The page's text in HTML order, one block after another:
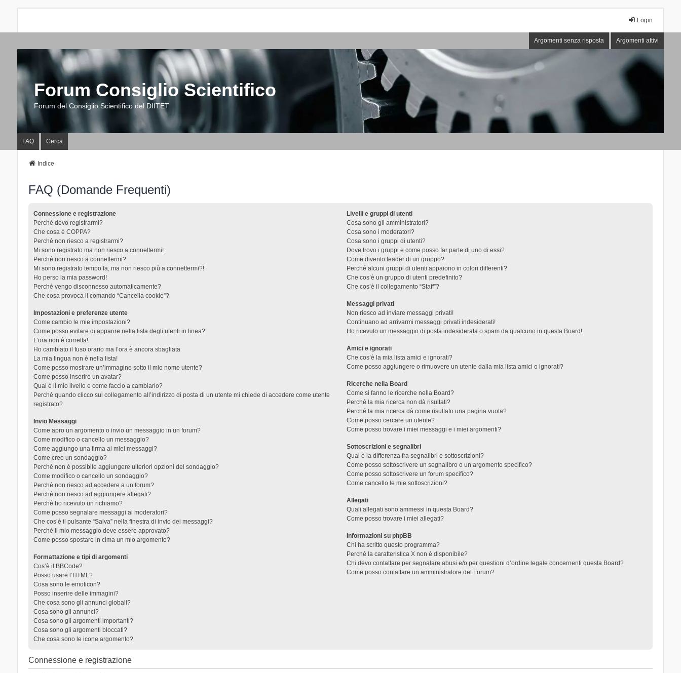
Login
Argomenti senza risposta Argomenti attivi
Forum Consiglio Scientifico
Forum del Consiglio Scientifico del DIITET
FAQ Cerca
Indice
FAQ (Domande Frequenti)
Connessione e registrazione
Perché devo registrarmi?
Che cosa è COPPA?
Perché non riesco a registrarmi?
Mi sono registrato ma non riesco a connettermi!
Perché non riesco a connettermi?
Mi sono registrato tempo fa, ma non riesco più a connettermi?!
Ho perso la mia password!
Perché vengo disconnesso automaticamente?
Che cosa provoca il comando “Cancella cookie”?
Impostazioni e preferenze utente
Come cambio le mie impostazioni?
Come posso evitare di apparire nella lista degli utenti in linea?
L’ora non è corretta!
Ho cambiato il fuso orario ma l’ora è ancora sbagliata
La mia lingua non è nella lista!
Come posso mostrare un’immagine sotto il mio nome utente?
Come posso inserire un avatar?
Qual è il mio livello e come faccio a cambiarlo?
Perché quando clicco sul collegamento all’indirizzo di posta di un utente mi chiede di accedere come utente
registrato?
Invio Messaggi
Come apro un argomento o invio un messaggio in un forum?
Come modifico o cancello un messaggio?
Come aggiungo una firma ai miei messaggi?
Come creo un sondaggio?
Perché non è possibile aggiungere ulteriori opzioni del sondaggio?
Come modifico o cancello un sondaggio?
Perché non riesco ad accedere a un forum?
Perché non riesco ad aggiungere allegati?
Perché ho ricevuto un richiamo?
Come posso segnalare messaggi ai moderatori?
Che cos’è il pulsante “Salva” nella finestra di invio dei messaggi?
Perché il mio messaggio deve essere approvato?
Come posso spostare in cima un mio argomento?
Formattazione e tipi di argomenti
Cos’è il BBCode?
Posso usare l’HTML?
Cosa sono le emoticon?
Posso inserire delle immagini?
Che cosa sono gli annunci globali?
Cosa sono gli annunci?
Cosa sono gli argomenti importanti?
Cosa sono gli argomenti bloccati?
Che cosa sono le icone argomento?
Livelli e gruppi di utenti
Cosa sono gli amministratori?
Cosa sono i moderatori?
Cosa sono i gruppi di utenti?
Dove trovo i gruppi e come posso far parte di uno di essi?
Come divento leader di un gruppo?
Perché alcuni gruppi di utenti appaiono in colori differenti?
Che cos’è un gruppo di utenti predefinito?
Che cos’è il collegamento “Staff”?
Messaggi privati
Non riesco ad inviare messaggi privati!
Continuano ad arrivarmi messaggi privati indesiderati!
Ho ricevuto un messaggio di posta indesiderata o spam da qualcuno in questa Board!
Amici e ignorati
Che cos’è la mia lista amici e ignorati?
Come posso aggiungere o rimuovere un utente dalla mia lista amici o ignorati?
Ricerche nella Board
Come si fanno le ricerche nella Board?
Perché la mia ricerca non dà risultati?
Perché la mia ricerca dà come risultato una pagina vuota?
Come posso cercare un utente?
Come posso trovare i miei messaggi e i miei argomenti?
Sottoscrizioni e segnalibri
Qual è la differenza fra segnalibri e sottoscrizioni?
Come posso sottoscrivere un segnalibro o un argomento specifico?
Come posso sottoscrivere un forum specifico?
Come cancello le mie sottoscrizioni?
Allegati
Quali allegati sono ammessi in questa Board?
Come posso trovare i miei allegati?
Informazioni su phpBB
Chi ha scritto questo programma?
Perché la caratteristica X non è disponibile?
Chi devo contattare per segnalare abusi e/o per questioni d’ordine legale concernenti questa Board?
Come posso contattare un amministratore del Forum?
Connessione e registrazione